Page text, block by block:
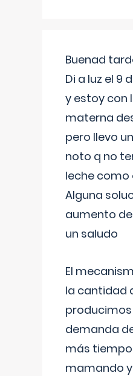
Buenad
Di a luz el 9
y estoy con
materna
pero llevo
noto q no
leche como
Alguna
aumento
un saludo
El
la cantidad
producimos
demanda
más
mamando